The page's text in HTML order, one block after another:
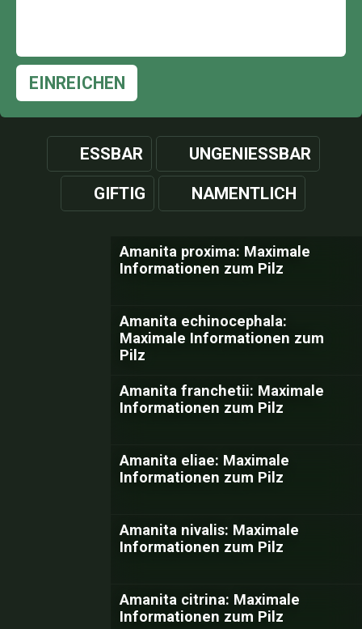
EINREICHEN
ESSBAR UNGENIESSBAR
GIFTIG NAMENTLICH
Amanita proxima: Maximale
Informationen zum Pilz
Amanita echinocephala:
Maximale Informationen zum
Pilz
Amanita franchetii: Maximale
Informationen zum Pilz
Amanita eliae: Maximale
Informationen zum Pilz
Amanita nivalis: Maximale
Informationen zum Pilz
Amanita citrina: Maximale
Informationen zum Pilz